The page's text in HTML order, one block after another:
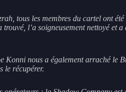
tous les membres du cartel ont
trouvé, l’a soigneusement nettoyé et
Konni nous a également arraché le
le récupérer.